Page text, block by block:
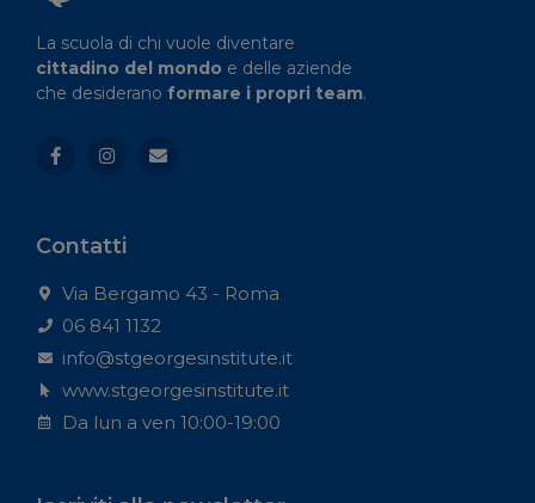
La scuola di chi vuole diventare
cittadino del mondo e delle aziende
che desiderano formare i propri team.
Contatti
Via Bergamo 43 - Roma
06 841 1132
info@stgeorgesinstitute.it
www.stgeorgesinstitute.it
Da lun a ven 10:00-19:00